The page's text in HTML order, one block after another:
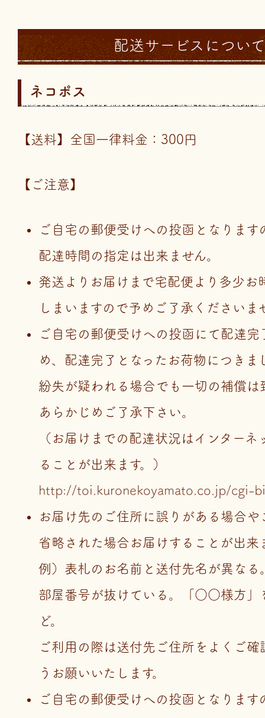
配送サービスについて
ネコポス
【送料】全国一律料金：300円
【ご注意】
ご自宅の郵便受けへの投函となります
配達時間の指定は出来ません。
発送よりお届けまで宅配便より多少お
しまいますので予めご了承くださいま
ご自宅の郵便受けへの投函にて配達完
め、配達完了となったお荷物につきま
紛失が疑われる場合でも一切の補償は
あらかじめご了承下さい。
（お届けまでの配達状況はインターネ
ることが出来ます。）
http://toi.kuronekoyamato.co.jp/cgi-
お届け先のご住所に誤りがある場合や
省略された場合お届けすることが出来
例）表札のお名前と送付先名が異なる
部屋番号が抜けている。「○○様方」
ど。
ご利用の際は送付先ご住所をよくご確
うお願いいたします。
ご自宅の郵便受けへの投函となります